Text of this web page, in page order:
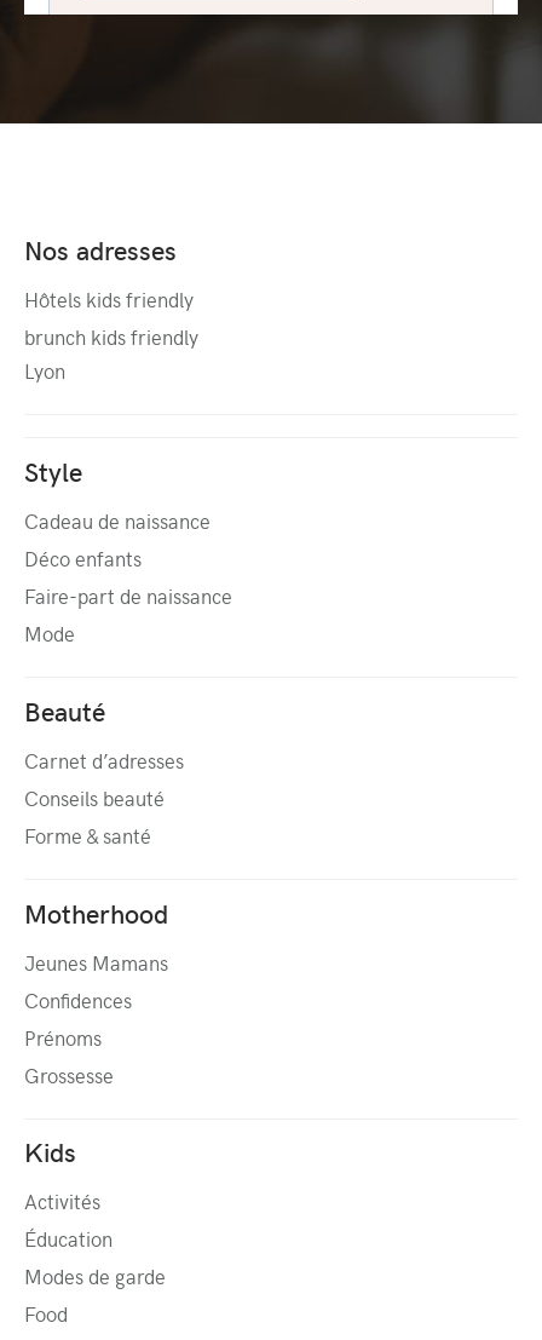
Nos adresses
Hôtels kids friendly
brunch kids friendly
Lyon
Style
Cadeau de naissance
Déco enfants
Faire-part de naissance
Mode
Beauté
Carnet d’adresses
Conseils beauté
Forme & santé
Motherhood
Jeunes Mamans
Confidences
Prénoms
Grossesse
Kids
Activités
Éducation
Modes de garde
Food